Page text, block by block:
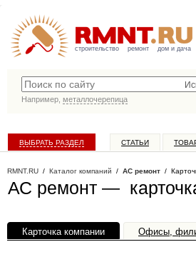
строительство ремонт дом и дача
Например, металлочерепица
ВЫБРАТЬ РАЗДЕЛ СТАТЬИ
RMNT.RU / Каталог компаний / АС ремонт /
АС ремонт —
Карточка компании Офисы,